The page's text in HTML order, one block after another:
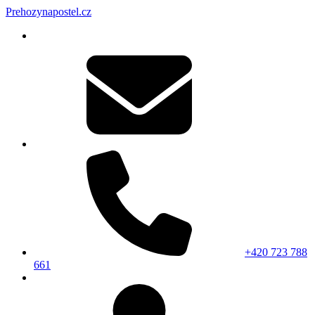
Prehozynapostel.cz
+420 723 788
661